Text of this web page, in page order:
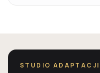
STUDIO ADAPTACJI